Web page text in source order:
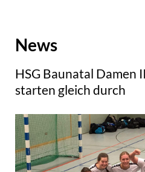
News
HSG Baunatal Damen
starten gleich durch